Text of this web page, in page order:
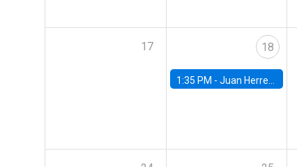
17 18
1:35 PM - Juan Herreño, UC San Diego